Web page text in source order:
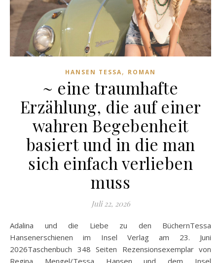
HANSEN TESSA, ROMAN
~ eine traumhafte
Erzählung, die auf einer
wahren Begebenheit
basiert und in die man
sich einfach verlieben
muss
Juli 22, 2026
Adalina und die Liebe zu den BüchernTessa
Hansenerschienen im Insel Verlag am 23. Juni
2026Taschenbuch 348 Seiten Rezensionsexemplar von